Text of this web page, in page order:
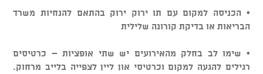
• הכניסה למקום עם תו ירוק ירוק בהתאם להנחיות משרד
הבריאות או בדיקת קורונה שלילית
• שימו לב בחלק מהאירועים יש שתי אופציות – כרטיסים
רגילים להגעה למקום וכרטיסי און ליין לצפייה בלייב מרחוק.